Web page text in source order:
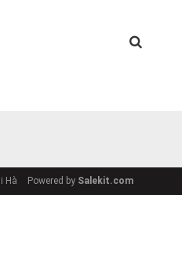
Hà Powered by Salekit.com